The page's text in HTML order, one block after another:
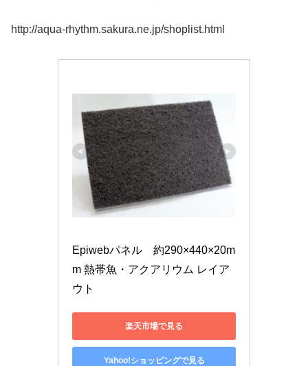
http://aqua-rhythm.sakura.ne.jp/shoplist.html
Epiwebパネル　約290×440×20m
m 熱帯魚・アクアリウム レイア
ウト
楽天市場で見る
Yahoo!ショッピングで見る